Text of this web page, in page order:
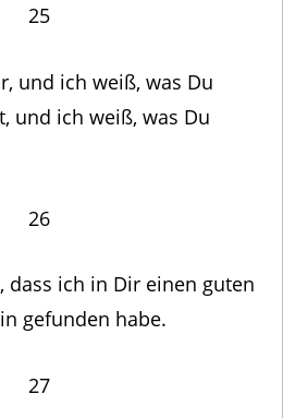
25
und ich weiß, was Du
und ich weiß, was Du
26
dass ich in Dir einen guten
gefunden habe.
27